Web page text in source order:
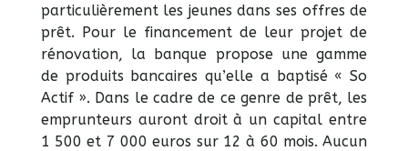
particulièrement les jeunes dans ses offres de
prêt. Pour le financement de leur projet de
rénovation, la banque propose une gamme
de produits bancaires qu’elle a baptisé « So
Actif ». Dans le cadre de ce genre de prêt, les
emprunteurs auront droit à un capital entre
1 500 et 7 000 euros sur 12 à 60 mois. Aucun